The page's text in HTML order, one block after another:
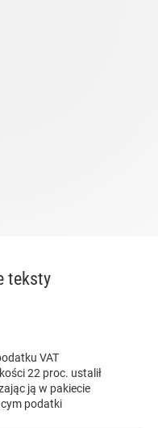
teksty
VAT
22 proc. ustalił
ją w pakiecie
podatki